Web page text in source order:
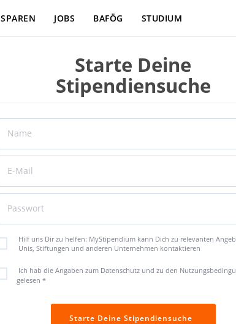
SPAREN JOBS BAFÖG STUDIUM
Starte Deine
Stipendiensuche
Name
E-Mail
Passwort
Hilf uns Dir zu helfen: MyStipendium kann Dich zu relevanten
Unis, Stiftungen und anderen Unternehmen kontaktieren
Ich hab die Angaben zum Datenschutz und zu den
gelesen *
Starte Deine Stipendiensuche